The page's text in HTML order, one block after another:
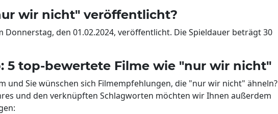
wir nicht" veröffentlicht?
den 01.02.2024, veröffentlicht. Die Spieldauer beträgt 30
5 top-bewertete Filme wie "nur wir nicht"
und Sie wünschen sich Filmempfehlungen, die "nur wir nicht" ähneln?
und den verknüpften Schlagworten möchten wir Ihnen außerdem